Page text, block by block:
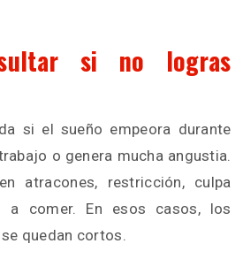
si no logras
si el sueño empeora durante
o genera mucha angustia.
atracones, restricción, culpa
a comer. En esos casos, los
quedan cortos.